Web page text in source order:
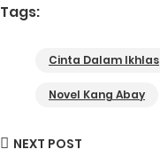
Tags:
Cinta Dalam Ikhlas
Novel Kang Abay
NEXT POST